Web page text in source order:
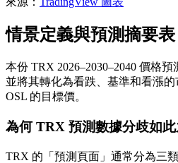
情景定義與預測摘要表
本份 TRX 2026–2030–2040 價格
並將其轉化為看跌、基準和看漲
OSL 的目標價。
為何 TRX 預測數據分歧如
TRX 的「預測頁面」通常分為三類